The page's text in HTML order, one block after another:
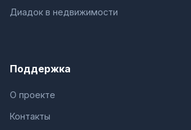
Диадок в недвижимости
Поддержка
О проекте
Контакты